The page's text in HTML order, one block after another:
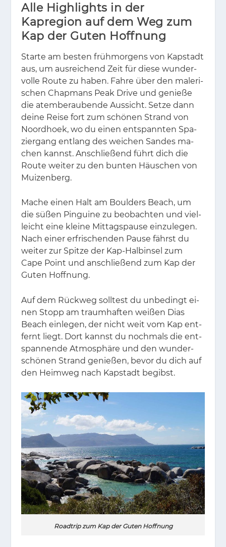
Alle Highlights in der
Kapregion auf dem Weg zum
Kap der Guten Hoffnung
Star­te am bes­ten früh­mor­gens von Kap­stadt
aus, um aus­rei­chend Zeit für die­se wun­der­
vol­le Rou­te zu ha­ben. Fah­re über den ma­le­ri­
schen Chap­mans Peak Dri­ve und ge­nie­ße
die atem­be­rau­ben­de Aus­sicht. Set­ze dann
dei­ne Rei­se fort zum schö­nen Strand von
No­ord­ho­ek, wo du ei­nen ent­spann­ten Spa­
zier­gang ent­lang des wei­chen San­des ma­
chen kannst. An­schlie­ßend führt dich die
Rou­te wei­ter zu den bun­ten Häus­chen von
Mui­zen­berg.
Ma­che ei­nen Halt am Boul­ders Beach, um
die sü­ßen Pin­gui­ne zu be­ob­ach­ten und viel­
leicht eine klei­ne Mit­tags­pau­se ein­zu­le­gen.
Nach ei­ner er­fri­schen­den Pau­se fährst du
wei­ter zur Spit­ze der Kap-Halb­in­sel zum
Cape Point und an­schlie­ßend zum Kap der
Gu­ten Hoff­nung.
Auf dem Rück­weg soll­test du un­be­dingt ei­
nen Stopp am traum­haf­ten wei­ßen Dias
Beach ein­le­gen, der nicht weit vom Kap ent­
fernt liegt. Dort kannst du noch­mals die ent­
span­nen­de At­mo­sphä­re und den wun­der­
schö­nen Strand ge­nie­ßen, be­vor du dich auf
den Heim­weg nach Kap­stadt be­gibst.
Roadtrip zum Kap der Guten Hoffnung